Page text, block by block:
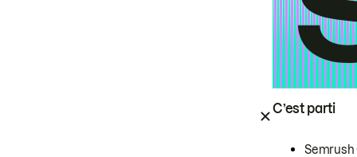
C’est parti
Semrush